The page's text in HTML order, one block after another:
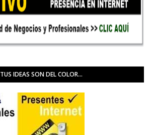
TUS IDEAS SON DEL COLOR...